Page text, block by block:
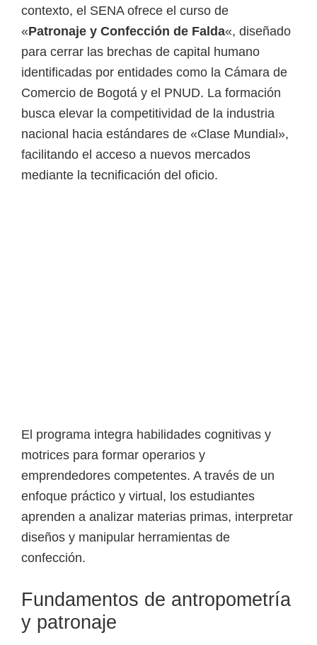
t
c
n
o
l
ó
g
i
o
s
d
contexto, el SENA ofrece el curso de
«Patronaje y Confección de Falda«, diseñado
para cerrar las brechas de capital humano
identificadas por entidades como la Cámara de
Comercio de Bogotá y el PNUD. La formación
busca elevar la competitividad de la industria
nacional hacia estándares de «Clase Mundial»,
facilitando el acceso a nuevos mercados
mediante la tecnificación del oficio.
El programa integra habilidades cognitivas y
motrices para formar operarios y
emprendedores competentes. A través de un
enfoque práctico y virtual, los estudiantes
aprenden a analizar materias primas, interpretar
diseños y manipular herramientas de
confección.
Fundamentos de antropometría
y patronaje